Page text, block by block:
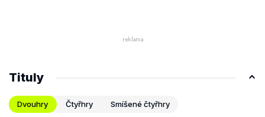
Tituly
Dvouhry Čtyřhry Smíšené čtyřhry